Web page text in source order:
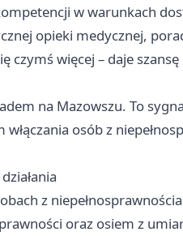
w warunkach
opieki medycznej,
czymś więcej – daje szansę
na Mazowszu. To
osób z
z
oraz osiem z